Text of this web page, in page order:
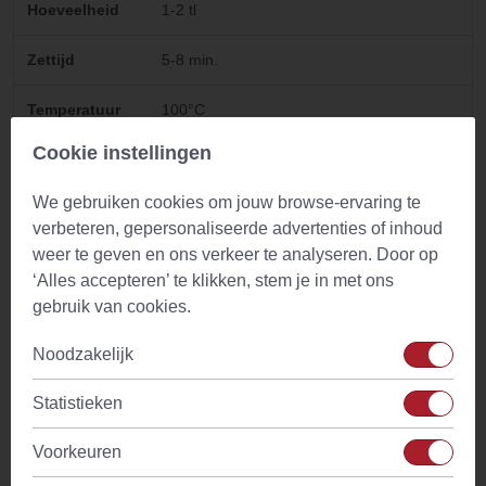
Hoeveelheid 1-2 tl
Zettijd 5-8 min.
Temperatuur
100°C
voor het slapen gaan
Ingredienten Kamille (Matricaria recutita)
Land Egypte
Kenmerken
Tijdstip
Cafeine
Cookie instellingen
We gebruiken cookies om jouw browse-ervaring te
verbeteren, gepersonaliseerde advertenties of inhoud
weer te geven en ons verkeer te analyseren. Door op
‘Alles accepteren’ te klikken, stem je in met ons
gebruik van cookies.
Noodzakelijk
Statistieken
Voorkeuren